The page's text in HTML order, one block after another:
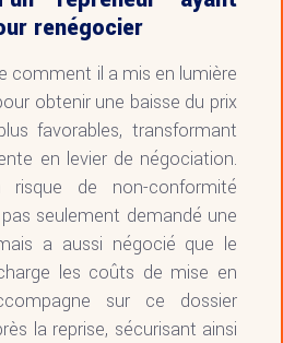
renégocier
comment il a mis en lumière
obtenir une baisse du prix
favorables, transformant
en levier de négociation.
risque de non-conformité
seulement demandé une
a aussi négocié que le
les coûts de mise en
sur ce dossier
la reprise, sécurisant ainsi